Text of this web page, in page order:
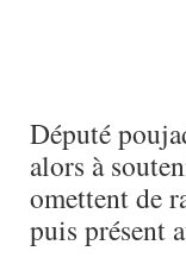
Député
alors à
omettent de
puis présent